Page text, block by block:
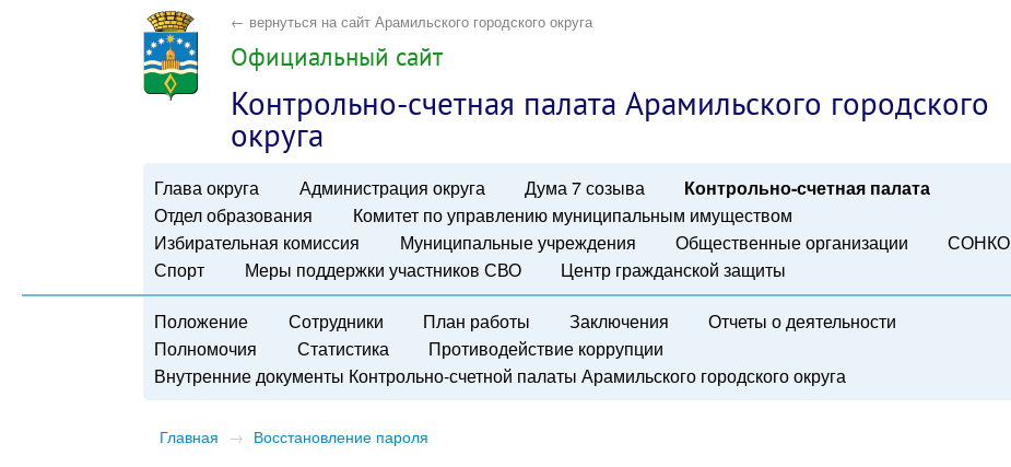
← вернуться на сайт Арамильского городского округа
Официальный сайт
Контрольно-счетная палата Арамильского городского
округа
Глава округа Администрация округа Дума 7 созыва
Контрольно-счетная палата
Отдел образования
Комитет по управлению муниципальным имуществом
Избирательная комиссия
Муниципальные учреждения Общественные организации
СОНКО
Спорт
Меры поддержки участников СВО Центр гражданской защиты
Положение Сотрудники План работы Заключения
Отчеты о деятельности
Полномочия
Статистика
Противодействие коррупции
Внутренние документы Контрольно-счетной палаты Арамильского городского округа
Главная → Восстановление пароля